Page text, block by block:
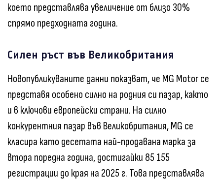
което представлява увеличение от близо 30%
спрямо предходната година.
Силен ръст във Великобритания
Новопубликуваните данни показват, че MG Motor се
представя особено силно на родния си пазар, както
и в ключови европейски страни. На силно
конкурентния пазар във Великобритания, MG се
класира като десетата най-продавана марка за
втора поредна година, достигайки 85 155
регистрации до края на 2025 г. Това представлява